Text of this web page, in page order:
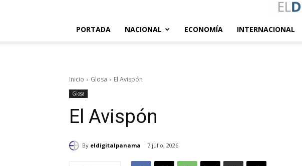
PORTADA NACIONAL ECONOMÍA INTERNACIONAL
Inicio Glosa El Avispón
Glosa
El Avispón
By eldigitalpanama 7 julio, 2026